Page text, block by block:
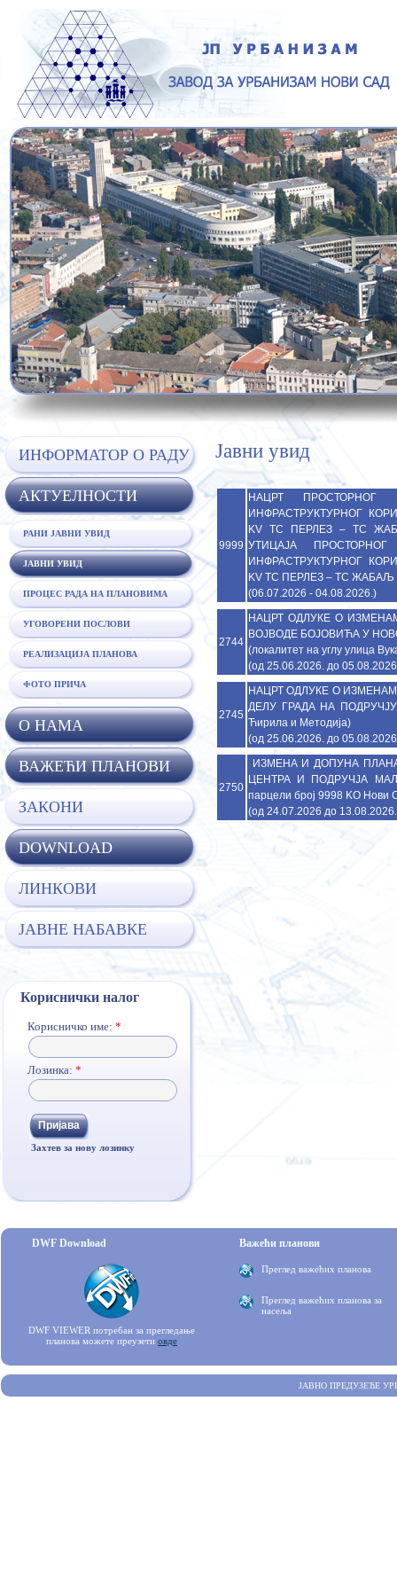
Јавни увид
9999
НАЦРТ ПРОСТОРНОГ
ИНФРАСТРУКТУРНОГ
KV ТС ПЕРЛЕЗ – ТС
УТИЦАЈА
ИНФРАСТРУКТУРНОГ
KV ТС ПЕРЛЕЗ – ТС
(06.07.2026 - 04.08.2026.)
2744
НАЦРТ ОДЛУКE О
ВОЈВОДЕ БОЈОВИЋА У
(локалитет на углу улица
(од 25.06.2026. до
2745
НАЦРТ ОДЛУКE О
ДЕЛУ ГРАДА НА
Ћирила и Методија)
(од 25.06.2026. до
2750
ИЗМЕНА И ДОПУНА
ЦЕНТРА И ПОДРУЧЈА
парцели број 9998 KO Нови
(од 24.07.2026 до
ИНФОРМАТОР О РАДУ
АКТУЕЛНОСТИ
РАНИ ЈАВНИ УВИД
ЈАВНИ УВИД
ПРОЦЕС РАДА НА ПЛАНОВИМА
УГОВОРЕНИ ПОСЛОВИ
РЕАЛИЗАЦИЈА ПЛАНОВА
ФОТО ПРИЧА
O НАМА
ВАЖЕЋИ ПЛАНОВИ
ЗАКОНИ
DOWNLOAD
ЛИНКОВИ
ЈАВНЕ НАБАВКЕ
Кориснички налог
Корисничко име: *
Лозинка: *
Захтев за нову лозинку
DWF Download
DWF VIEWER потребан за прегледање
планова можете преузети овде
Важећи планови
Преглед важећих планова
Преглед важећих планова за
насеља
ЈАВНО ПРЕДУЗЕЋЕ